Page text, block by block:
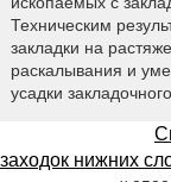
Техническим
закладки на
раскалывания и
усадки
заходок нижних